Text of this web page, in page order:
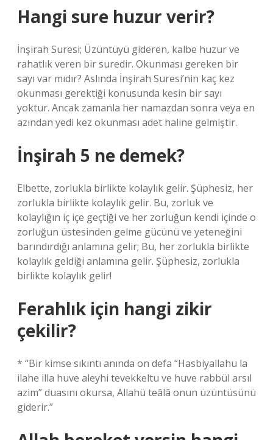
Hangi sure huzur verir?
İnşirah Suresi; Üzüntüyü gideren, kalbe huzur ve
rahatlık veren bir suredir. Okunması gereken bir
sayı var mıdır? Aslında İnşirah Suresi’nin kaç kez
okunması gerektiği konusunda kesin bir sayı
yoktur. Ancak zamanla her namazdan sonra veya en
azından yedi kez okunması adet haline gelmiştir.
İnşirah 5 ne demek?
Elbette, zorlukla birlikte kolaylık gelir. Şüphesiz, her
zorlukla birlikte kolaylık gelir. Bu, zorluk ve
kolaylığın iç içe geçtiği ve her zorluğun kendi içinde o
zorluğun üstesinden gelme gücünü ve yeteneğini
barındırdığı anlamına gelir; Bu, her zorlukla birlikte
kolaylık geldiği anlamına gelir. Şüphesiz, zorlukla
birlikte kolaylık gelir!
Ferahlık için hangi zikir
çekilir?
* “Bir kimse sıkıntı anında on defa “Hasbiyallahu la
ilahe illa huve aleyhi tevekkeltu ve huve rabbül arsıl
azim” duasını okursa, Allahü teâlâ onun üzüntüsünü
giderir.”